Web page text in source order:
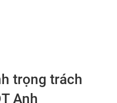
trọng trách
Anh